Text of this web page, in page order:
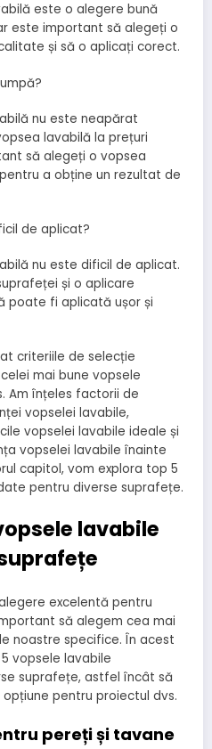
este o alegere bună
este important să alegeți o
și să o aplicați corect.
nu este neapărat
lavabilă la prețuri
să alegeți o vopsea
a obține un rezultat de
de aplicat?
nu este dificil de aplicat.
și o aplicare
poate fi aplicată ușor și
criteriile de selecție
mai bune vopsele
Am înțeles factorii de
vopselei lavabile,
vopselei lavabile ideale și
vopselei lavabile înainte
capitol, vom explora top 5
pentru diverse suprafețe.
lavabile
excelentă pentru
să alegem cea mai
noastre specifice. În acest
vopsele lavabile
suprafețe, astfel încât să
pentru proiectul dvs.
pereți și tavane